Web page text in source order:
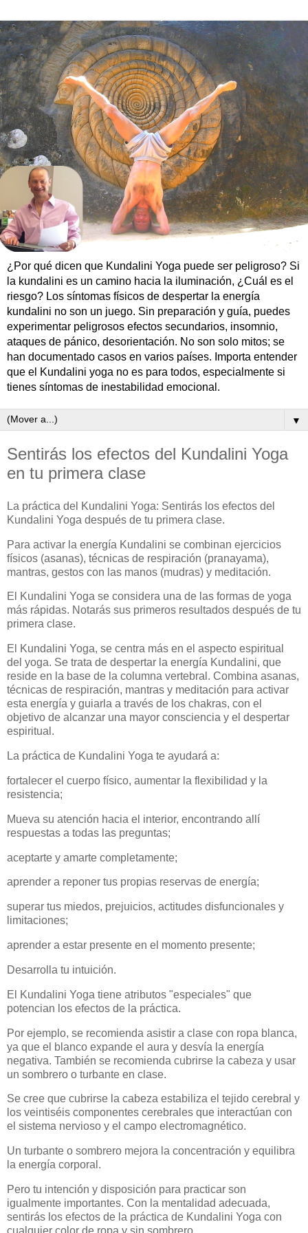
¿Por qué dicen que Kundalini Yoga puede ser peligroso? Si
la kundalini es un camino hacia la iluminación, ¿Cuál es el
riesgo? Los síntomas físicos de despertar la energía
kundalini no son un juego. Sin preparación y guía, puedes
experimentar peligrosos efectos secundarios, insomnio,
ataques de pánico, desorientación. No son solo mitos; se
han documentado casos en varios países. Importa entender
que el Kundalini yoga no es para todos, especialmente si
tienes síntomas de inestabilidad emocional.
▼
Sentirás los efectos del Kundalini Yoga
en tu primera clase
La práctica del Kundalini Yoga: Sentirás los efectos del
Kundalini Yoga después de tu primera clase.
Para activar la energía Kundalini se combinan ejercicios
físicos (asanas), técnicas de respiración (pranayama),
mantras, gestos con las manos (mudras) y meditación.
El Kundalini Yoga se considera una de las formas de yoga
más rápidas. Notarás sus primeros resultados después de tu
primera clase.
El Kundalini Yoga, se centra más en el aspecto espiritual
del yoga. Se trata de despertar la energía Kundalini, que
reside en la base de la columna vertebral. Combina asanas,
técnicas de respiración, mantras y meditación para activar
esta energía y guiarla a través de los chakras, con el
objetivo de alcanzar una mayor consciencia y el despertar
espiritual.
La práctica de Kundalini Yoga te ayudará a:
fortalecer el cuerpo físico, aumentar la flexibilidad y la
resistencia;
Mueva su atención hacia el interior, encontrando allí
respuestas a todas las preguntas;
aceptarte y amarte completamente;
aprender a reponer tus propias reservas de energía;
superar tus miedos, prejuicios, actitudes disfuncionales y
limitaciones;
aprender a estar presente en el momento presente;
Desarrolla tu intuición.
El Kundalini Yoga tiene atributos "especiales" que
potencian los efectos de la práctica.
Por ejemplo, se recomienda asistir a clase con ropa blanca,
ya que el blanco expande el aura y desvía la energía
negativa. También se recomienda cubrirse la cabeza y usar
un sombrero o turbante en clase.
Se cree que cubrirse la cabeza estabiliza el tejido cerebral y
los veintiséis componentes cerebrales que interactúan con
el sistema nervioso y el campo electromagnético.
Un turbante o sombrero mejora la concentración y equilibra
la energía corporal.
Pero tu intención y disposición para practicar son
igualmente importantes. Con la mentalidad adecuada,
sentirás los efectos de la práctica de Kundalini Yoga con
cualquier color de ropa y sin sombrero.